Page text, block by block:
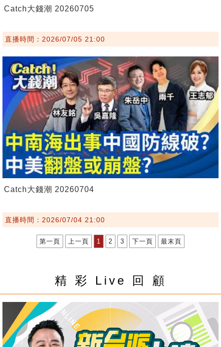
Catch大錢潮 20260705
直播時間：2026/07/05 21:00
Catch大錢潮 20260704
直播時間：2026/07/04 21:00
第一頁 上一頁 1 2 3 下一頁 最末頁
精 彩 Live 回 顧